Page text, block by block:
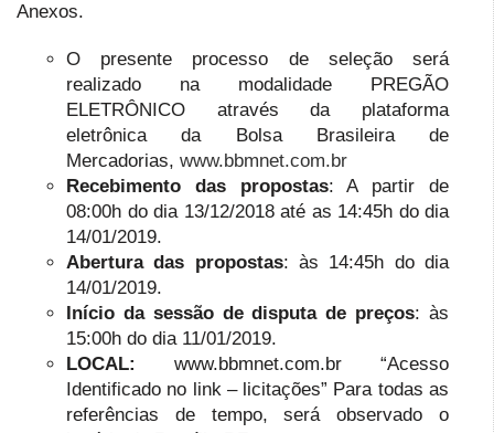
Anexos.
O presente processo de seleção será
realizado na modalidade PREGÃO
ELETRÔNICO através da plataforma
eletrônica da Bolsa Brasileira de
Mercadorias, www.bbmnet.com.br
Recebimento das propostas: A partir de
08:00h do dia 13/12/2018 até as 14:45h do dia
14/01/2019.
Abertura das propostas: às 14:45h do dia
14/01/2019.
Início da sessão de disputa de preços: às
15:00h do dia 11/01/2019.
LOCAL:
www.bbmnet.com.br “Acesso
Identificado no link – licitações” Para todas as
referências de tempo, será observado o